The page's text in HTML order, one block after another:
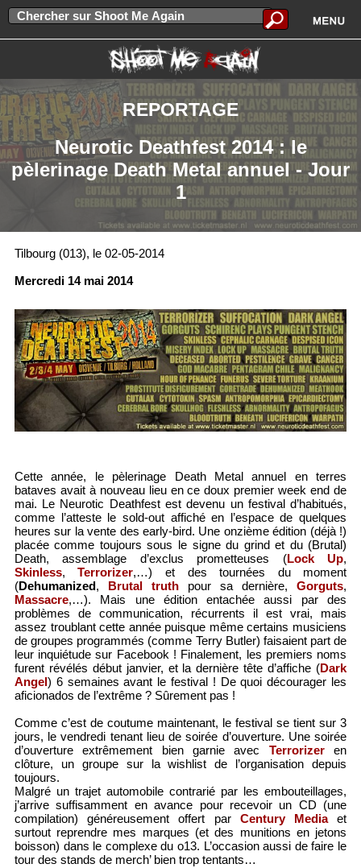
REPORTAGE
Neurotic Deathfest 2014 : le
pèlerinage Death Metal annuel - Jour
1
Tilbourg (013), le 02-05-2014
Mercredi 14 mai 2014
Cette année, le pèlerinage Death Metal annuel en terres
bataves avait à nouveau lieu en ce doux premier week end de
mai. Le Neurotic Deathfest est devenu un festival d’habitués,
comme l’atteste le sold-out affiché en l’espace de quelques
heures sur la vente des early-bird. Une onzième édition (déjà !)
placée comme toujours sous le signe du grind et du (Brutal)
Death, assemblage d’exclus prometteuses (Lock Up,
Skinless,Terrorizer,…) et des tournées du moment
(Dehumanized, Brutal truthpour sa dernière,Gorguts,
Massacre,…). Mais une édition entachée aussi par des
problèmes de communication, récurrents il est vrai, mais
assez troublant cette année puisque même certains musiciens
de groupes programmés (comme Terry Butler) faisaient part de
leur inquiétude sur Facebook ! Finalement, les premiers noms
furent révélés début janvier, et la dernière tête d’affiche (Dark
Angel) 6 semaines avant le festival ! De quoi décourager les
aficionados de l’extrême ? Sûrement pas !
Comme c’est de coutume maintenant, le festival se tient sur 3
jours, le vendredi tenant lieu de soirée d’ouverture. Une soirée
d’ouverture extrêmement bien garnie avec Terrorizeren
clôture, un groupe sur la wishlist de l’organisation depuis
toujours.
Malgré un trajet automobile contrarié par les embouteillages,
j’arrive suffisamment en avance pour recevoir un CD (une
compilation) généreusement offert par Century Mediaet
surtout reprendre mes marques (et des munitions en jetons
boisson) dans le complexe du o13. L’occasion aussi de faire le
tour des stands de merch’ bien trop tentants…